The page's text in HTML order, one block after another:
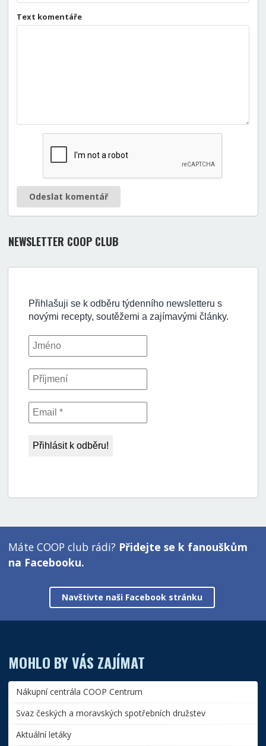
Text komentáře
Odeslat komentář
NEWSLETTER COOP CLUB
Máte COOP club rádi? Přidejte se k fanouškům
na Facebooku.
Navštivte naši Facebook stránku
MOHLO BY VÁS ZAJÍMAT
Nákupní centrála COOP Centrum
Svaz českých a moravských spotřebních družstev
Aktuální letáky